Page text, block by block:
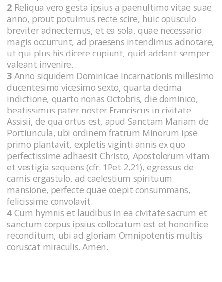
2 Reliqua vero gesta ipsius a paenultimo vitae suae
anno, prout potuimus recte scire, huic opusculo
breviter adnectemus, et ea sola, quae necessario
magis occurrunt, ad praesens intendimus adnotare,
ut qui plus his dicere cupiunt, quid addant semper
valeant invenire.
3 Anno siquidem Dominicae Incarnationis millesimo
ducentesimo vicesimo sexto, quarta decima
indictione, quarto nonas Octobris, die dominico,
beatissimus pater noster Franciscus in civitate
Assisii, de qua ortus est, apud Sanctam Mariam de
Portiuncula, ubi ordinem fratrum Minorum ipse
primo plantavit, expletis viginti annis ex quo
perfectissime adhaesit Christo, Apostolorum vitam
et vestigia sequens (cfr. 1Pet 2,21), egressus de
carnis ergastulo, ad caelestium spirituum
mansione, perfecte quae coepit consummans,
felicissime convolavit.
4Cum hymnis et laudibus in ea civitate sacrum et
sanctum corpus ipsius collocatum est et honorifice
reconditum, ubi ad gloriam Omnipotentis multis
coruscat miraculis. Amen.